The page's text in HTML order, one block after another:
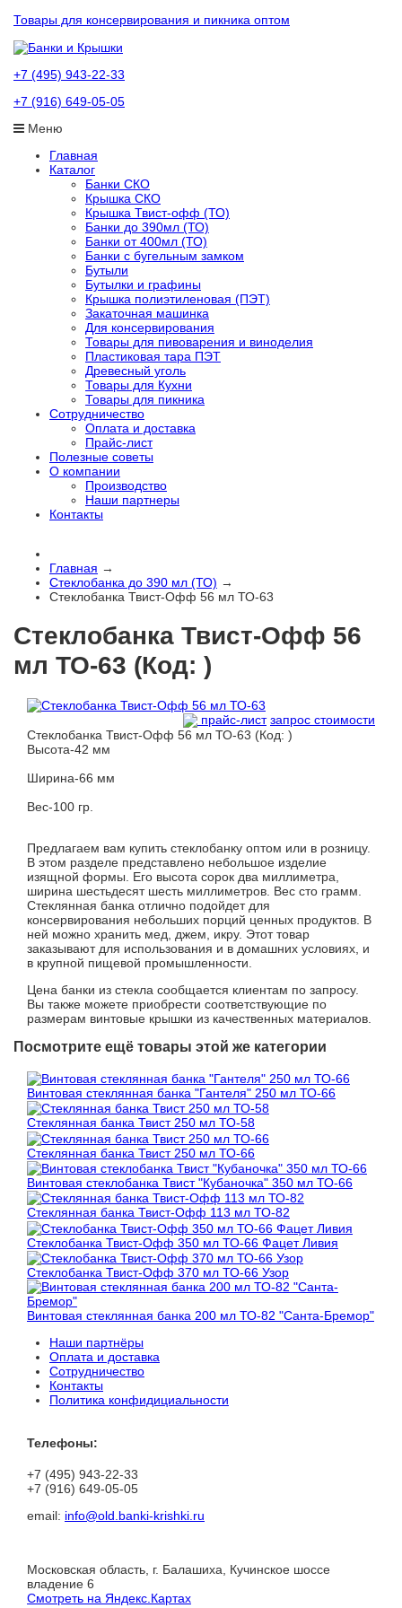
Товары для консервирования и пикника оптом
+7 (495) 943-22-33
+7 (916) 649-05-05
Меню
Главная
Каталог
Банки СКО
Крышка СКО
Крышка Твист-офф (ТО)
Банки до 390мл (ТО)
Банки от 400мл (ТО)
Банки с бугельным замком
Бутыли
Бутылки и графины
Крышка полиэтиленовая (ПЭТ)
Закаточная машинка
Для консервирования
Товары для пивоварения и виноделия
Пластиковая тара ПЭТ
Древесный уголь
Товары для Кухни
Товары для пикника
Сотрудничество
Оплата и доставка
Прайс-лист
Полезные советы
О компании
Производство
Наши партнеры
Контакты
Главная →
Стеклобанка до 390 мл (ТО) →
Стеклобанка Твист-Офф 56 мл ТО-63
Стеклобанка Твист-Офф 56
мл ТО-63 (Код: )
прайс-лист запрос стоимости
Стеклобанка Твист-Офф 56 мл ТО-63 (Код: )
Высота-42 мм
Ширина-66 мм
Вес-100 гр.
Предлагаем вам купить стеклобанку оптом или в розницу.
В этом разделе представлено небольшое изделие
изящной формы. Его высота сорок два миллиметра,
ширина шестьдесят шесть миллиметров. Вес сто грамм.
Стеклянная банка отлично подойдет для
консервирования небольших порций ценных продуктов. В
ней можно хранить мед, джем, икру. Этот товар
заказывают для использования и в домашних условиях, и
в крупной пищевой промышленности.
Цена банки из стекла сообщается клиентам по запросу.
Вы также можете приобрести соответствующие по
размерам винтовые крышки из качественных материалов.
Посмотрите ещё товары этой же категории
Винтовая стеклянная банка "Гантеля" 250 мл ТО-66
Стеклянная банка Твист 250 мл ТО-58
Стеклянная банка Твист 250 мл ТО-66
Винтовая стеклобанка Твист "Кубаночка" 350 мл ТО-66
Стеклянная банка Твист-Офф 113 мл ТО-82
Стеклобанка Твист-Офф 350 мл ТО-66 Фацет Ливия
Стеклобанка Твист-Офф 370 мл ТО-66 Узор
Винтовая стеклянная банка 200 мл ТО-82 "Санта-Бремор"
Наши партнёры
Оплата и доставка
Сотрудничество
Контакты
Политика конфидициальности
Телефоны:
+7 (495) 943-22-33
+7 (916) 649-05-05
email: info@old.banki-krishki.ru
Московская область, г. Балашиха, Кучинское шоссе
владение 6
Смотреть на Яндекс.Картах